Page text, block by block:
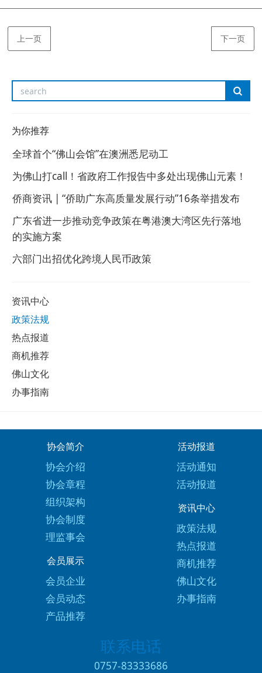
上一页 下一页
为你推荐
全球首个“佛山会馆”在澳洲悉尼动工
为佛山打call！省政府工作报告中多处出现佛山元素！
侨商资讯 | “侨助广东高质量发展行动”16条举措发布
广东省进一步推动竞争政策在粤港澳大湾区先行落地
的实施方案
六部门出招优化跨境人民币政策
资讯中心
政策法规
热点报道
商机推荐
佛山文化
办事指南
协会简介
协会介绍
协会章程
组织架构
协会制度
理监事会
活动报道
活动通知
活动报道
资讯中心
政策法规
热点报道
商机推荐
佛山文化
办事指南
会员展示
会员企业
会员动态
产品推荐
联系电话
0757-83333686